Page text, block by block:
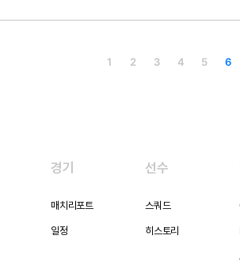
1 2 3 4 5 6
경기
매치리포트
일정
선수
스쿼드
히스토리